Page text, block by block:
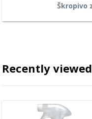
Škropivo
Recently